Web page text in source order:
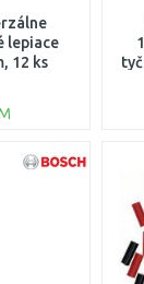
lepiace
12 ks